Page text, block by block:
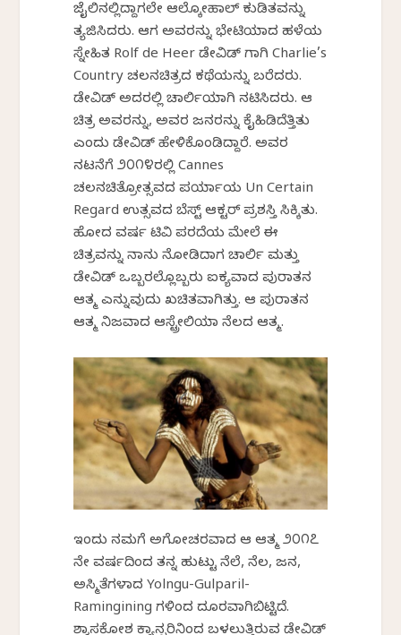
ಜೈಲಿನಲ್ಲಿದ್ದಾಗಲೇ ಆಲ್ಕೋಹಾಲ್ ಕುಡಿತವನ್ನು
ತ್ಯಜಿಸಿದರು. ಆಗ ಅವರನ್ನು ಭೇಟಿಯಾದ ಹಳೆಯ
ಸ್ನೇಹಿತ Rolf de Heer ಡೇವಿಡ್ ಗಾಗಿ Charlie’s
Country ಚಲನಚಿತ್ರದ ಕಥೆಯನ್ನು ಬರೆದರು.
ಡೇವಿಡ್ ಅದರಲ್ಲಿ ಚಾರ್ಲಿಯಾಗಿ ನಟಿಸಿದರು. ಆ
ಚಿತ್ರ ಅವರನ್ನು, ಅವರ ಜನರನ್ನು ಕೈಹಿಡಿದೆತ್ತಿತು
ಎಂದು ಡೇವಿಡ್ ಹೇಳಿಕೊಂಡಿದ್ದಾರೆ. ಅವರ
ನಟನೆಗೆ ೨೦೧೪ರಲ್ಲಿ Cannes
ಚಲನಚಿತ್ರೋತ್ಸವದ ಪರ್ಯಾಯ Un Certain
Regard ಉತ್ಸವದ ಬೆಸ್ಟ್ ಆಕ್ಟರ್ ಪ್ರಶಸ್ತಿ ಸಿಕ್ಕಿತು.
ಹೋದ ವರ್ಷ ಟಿವಿ ಪರದೆಯ ಮೇಲೆ ಈ
ಚಿತ್ರವನ್ನು ನಾನು ನೋಡಿದಾಗ ಚಾರ್ಲಿ ಮತ್ತು
ಡೇವಿಡ್ ಒಬ್ಬರಲ್ಲೊಬ್ಬರು ಐಕ್ಯವಾದ ಪುರಾತನ
ಆತ್ಮ ಎನ್ನುವುದು ಖಚಿತವಾಗಿತ್ತು. ಆ ಪುರಾತನ
ಆತ್ಮ ನಿಜವಾದ ಆಸ್ಟ್ರೇಲಿಯಾ ನೆಲದ ಆತ್ಮ.
ಇಂದು ನಮಗೆ ಅಗೋಚರವಾದ ಆ ಆತ್ಮ ೨೦೧೭
ನೇ ವರ್ಷದಿಂದ ತನ್ನ ಹುಟ್ಟು ನೆಲೆ, ನೆಲ, ಜನ,
ಅಸ್ಮಿತೆಗಳಾದ Yolngu-Gulparil-
Ramingining ಗಳಿಂದ ದೂರವಾಗಿಬಿಟ್ಟಿದೆ.
ಶ್ವಾಸಕೋಶ ಕ್ಯಾನ್ಸರಿನಿಂದ ಬಳಲುತ್ತಿರುವ ಡೇವಿಡ್